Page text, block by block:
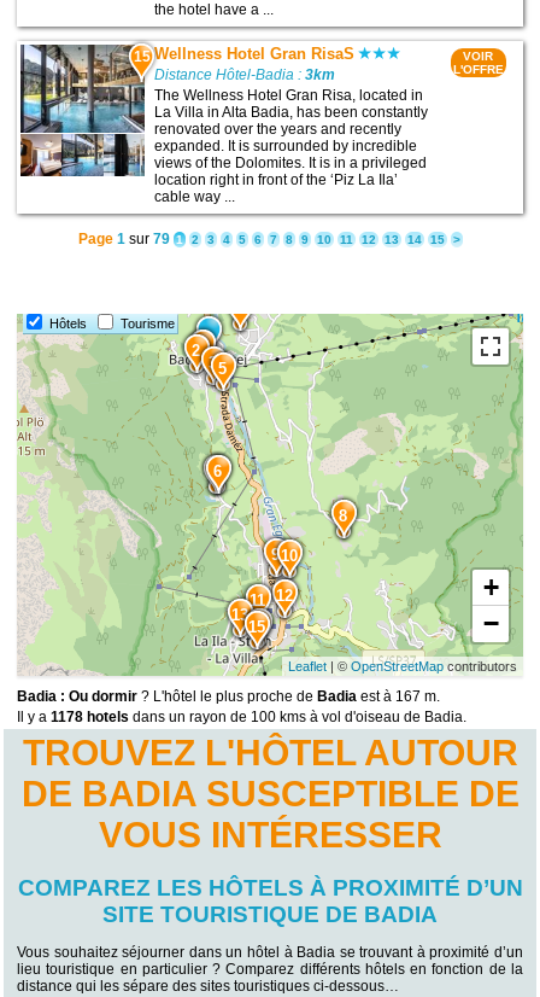
the hotel have a ...
15 Wellness Hotel Gran RisaS
Distance Hôtel-Badia :3km
The Wellness Hotel Gran Risa, located in
La Villa in Alta Badia, has been constantly
renovated over the years and recently
expanded. It is surrounded by incredible
views of the Dolomites. It is in a privileged
location right in front of the ‘Piz La Ila’
cable way ...
VOIR
L'OFFRE
Page 1sur 79 1 2 3 4 5 6 7 8 9 10 11 12 13 14 15 >
Hôtels Tourisme
15
14
13
12
11
10
9
8
76
5
3
21
+
−
Leaflet| © OpenStreetMapcontributors
Badia : Ou dormir ? L'hôtel le plus proche de Badia est à 167 m.
Il y a1178 hotels dans un rayon de 100 kms à vol d'oiseau de Badia.
TROUVEZ L'HÔTEL AUTOUR
DE BADIA SUSCEPTIBLE DE
VOUS INTÉRESSER
COMPAREZ LES HÔTELS À PROXIMITÉ D’UN
SITE TOURISTIQUE DE BADIA
Vous souhaitez séjourner dans un hôtel à Badia se trouvant à proximité d’un
lieu touristique en particulier ? Comparez différents hôtels en fonction de la
distance qui les sépare des sites touristiques ci-dessous…